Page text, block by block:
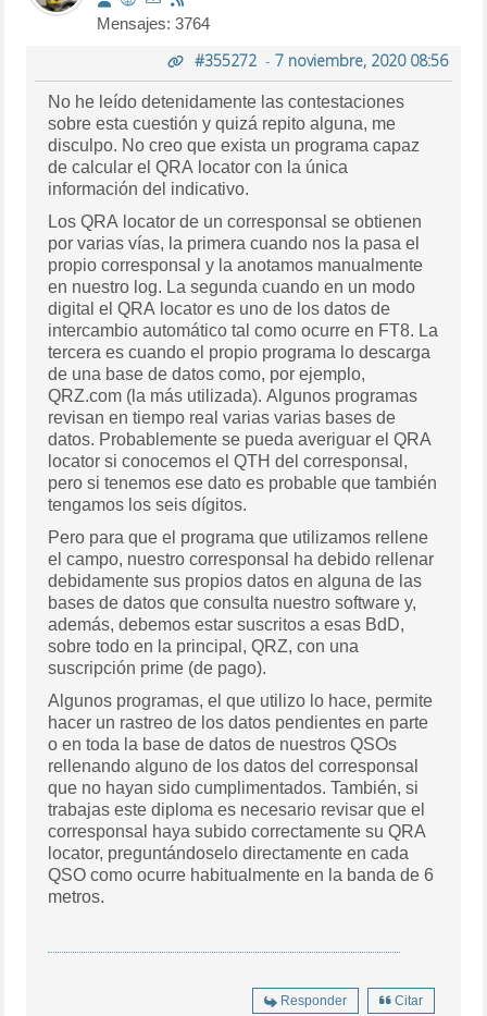
Mensajes: 3764
#355272- 7 noviembre, 2020 08:56
No he leído detenidamente las contestaciones
sobre esta cuestión y quizá repito alguna, me
disculpo. No creo que exista un programa capaz
de calcular el QRA locator con la única
información del indicativo.
Los QRA locator de un corresponsal se obtienen
por varias vías, la primera cuando nos la pasa el
propio corresponsal y la anotamos manualmente
en nuestro log. La segunda cuando en un modo
digital el QRA locator es uno de los datos de
intercambio automático tal como ocurre en FT8. La
tercera es cuando el propio programa lo descarga
de una base de datos como, por ejemplo,
QRZ.com (la más utilizada). Algunos programas
revisan en tiempo real varias varias bases de
datos. Probablemente se pueda averiguar el QRA
locator si conocemos el QTH del corresponsal,
pero si tenemos ese dato es probable que también
tengamos los seis dígitos.
Pero para que el programa que utilizamos rellene
el campo, nuestro corresponsal ha debido rellenar
debidamente sus propios datos en alguna de las
bases de datos que consulta nuestro software y,
además, debemos estar suscritos a esas BdD,
sobre todo en la principal, QRZ, con una
suscripción prime (de pago).
Algunos programas, el que utilizo lo hace, permite
hacer un rastreo de los datos pendientes en parte
o en toda la base de datos de nuestros QSOs
rellenando alguno de los datos del corresponsal
que no hayan sido cumplimentados. También, si
trabajas este diploma es necesario revisar que el
corresponsal haya subido correctamente su QRA
locator, preguntándoselo directamente en cada
QSO como ocurre habitualmente en la banda de 6
metros.
Responder Citar